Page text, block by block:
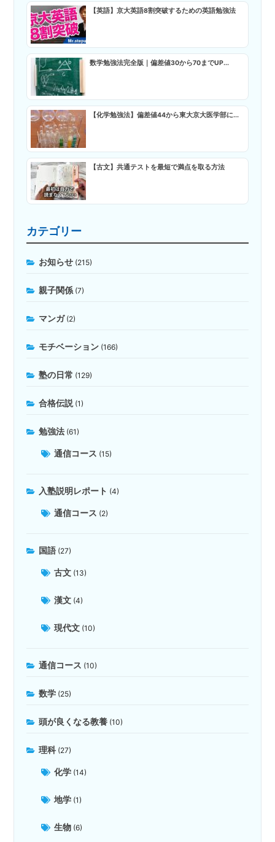
【英語】京大英語8割突破するための英語勉強法
数学勉強法完全版｜偏差値30から70までUP...
【化学勉強法】偏差値44から東大京大医学部に...
【古文】共通テストを最短で満点を取る方法
カテゴリー
お知らせ (215)
親子関係 (7)
マンガ(2)
モチベーション (166)
塾の日常 (129)
合格伝説(1)
勉強法 (61)
通信コース (15)
入塾説明レポート (4)
通信コース (2)
国語 (27)
古文 (13)
漢文 (4)
現代文 (10)
通信コース (10)
数学 (25)
頭が良くなる教養 (10)
理科 (27)
化学 (14)
地学 (1)
生物 (6)